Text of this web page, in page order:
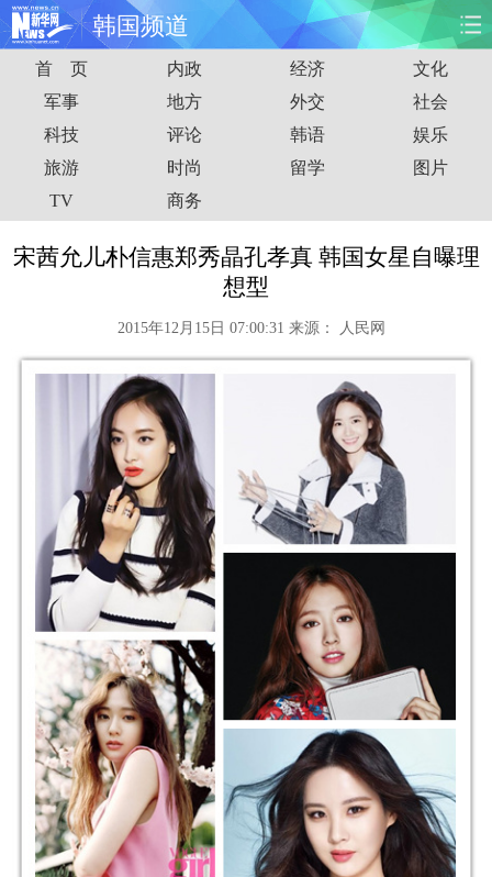
韩国频道
首页 时政 国际 财经
娱乐 体育 人事 教育
时尚 思客
港澳 台湾 华人 汽车
图片 视频 彩票 食品
健康 信息化
公益 军事
富媒体 摄影 新华广播
新华电视中文 新华电视英文
首 页 内政 经济
文化
军事
地方 外交
社会
科技
评论 韩语
娱乐
旅游
时尚 留学
图片
TV
商务
宋茜允儿朴信惠郑秀晶孔孝真 韩国女星自曝理
想型
2015年12月15日 07:00:31 来源： 人民网